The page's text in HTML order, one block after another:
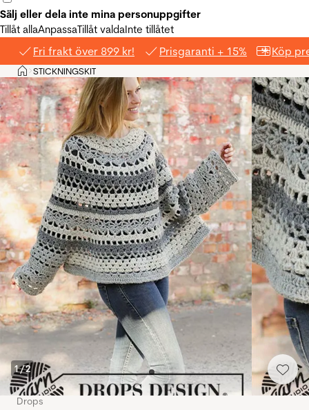
Sälj eller dela inte mina personuppgifter
Tillåt allaAnpassaTillåt valdaInte tillåtet
Fri frakt över 899 kr! Prisgaranti + 15% Köp
Hem
>STICKNINGSKIT
1/2
Drops